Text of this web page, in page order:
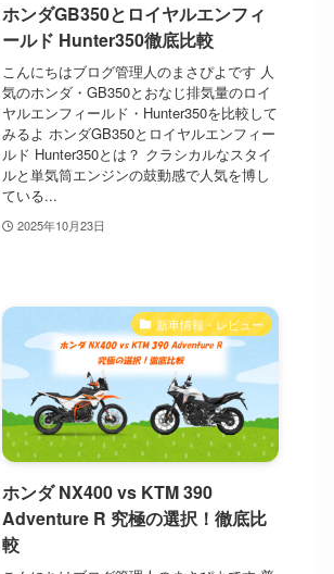
ホンダGB350とロイヤルエンフィ
ールド Hunter350徹底比較
こんにちはブログ管理人のまさぴよです 人
気のホンダ・GB350とおなじ排気量のロイ
ヤルエンフィールド・Hunter350を比較して
みるよ ホンダGB350とロイヤルエンフィー
ルド Hunter350とは？ クラシカルなスタイ
ルと単気筒エンジンの鼓動感で人気を博し
ている...
2025年10月23日
新車情報・レビュー
ホンダ NX400 vs KTM 390
Adventure R 究極の選択！徹底比
較